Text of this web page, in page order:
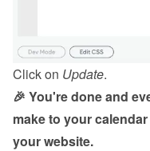
Click on Update.
🎉 You're done and
make to your
your website.